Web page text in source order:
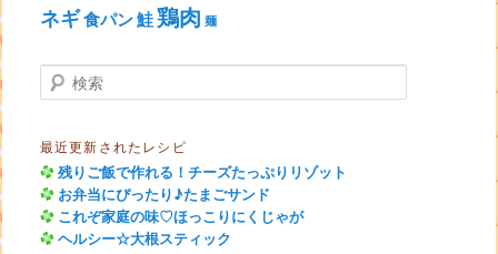
ネギ食パン鮭鶏肉 麺
検索
最近更新されたレシピ
残りご飯で作れる！チーズたっぷりリゾット
お弁当にぴったり♪たまごサンド
これぞ家庭の味♡ほっこりにくじゃが
ヘルシー☆大根スティック